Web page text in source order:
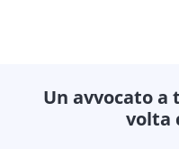
Un avvocato a
volta